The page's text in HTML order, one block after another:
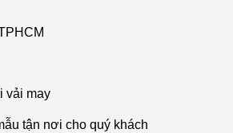
vải may
tận nơi cho quý khách